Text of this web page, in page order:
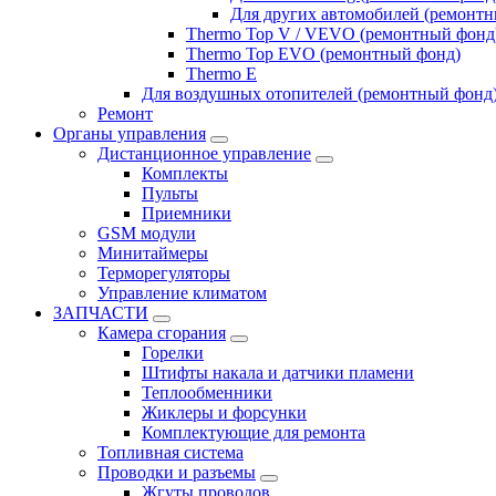
Для других автомобилей
Thermo Top V / VEVO (ремонтный
Thermo Top EVO (ремонтный фонд)
Thermo E
Для воздушных отопителей (ремонтный
Ремонт
Органы управления
Дистанционное управление
Комплекты
Пульты
Приемники
GSM модули
Минитаймеры
Терморегуляторы
Управление климатом
ЗАПЧАСТИ
Камера сгорания
Горелки
Штифты накала и датчики пламени
Теплообменники
Жиклеры и форсунки
Комплектующие для ремонта
Топливная система
Проводки и разъемы
Жгуты проводов